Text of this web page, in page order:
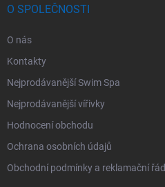
O SPOLEČNOSTI
O nás
Kontakty
Nejprodávanější Swim Spa
Nejprodávanější vířivky
Hodnocení obchodu
Ochrana osobních údajů
Obchodní podmínky a reklamační řád